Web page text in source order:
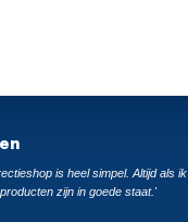
is heel simpel. Altijd als ik
zijn in goede staat.'